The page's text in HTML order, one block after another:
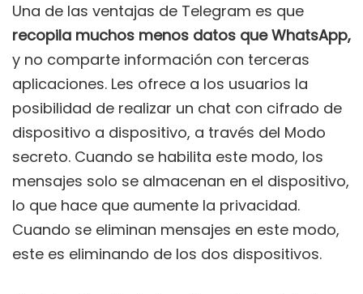
Una de las ventajas de Telegram es que
recopila muchos menos datos que WhatsApp,
y no comparte información con terceras
aplicaciones. Les ofrece a los usuarios la
posibilidad de realizar un chat con cifrado de
dispositivo a dispositivo, a través del Modo
secreto. Cuando se habilita este modo, los
mensajes solo se almacenan en el dispositivo,
lo que hace que aumente la privacidad.
Cuando se eliminan mensajes en este modo,
este es eliminando de los dos dispositivos.